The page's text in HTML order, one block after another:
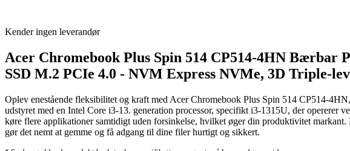
Kender ingen leverandør
Acer Chromebook Plus Spin 514 CP514-4HN Bærbar
SSD M.2 PCIe 4.0 - NVM Express NVMe, 3D Triple-
Oplev enestående fleksibilitet og kraft med Acer Chromebook Plus Spin 514 CP514-
udstyret med en Intel Core i3-13. generation processor, specifikt i3-1315U, der
køre flere applikationer samtidigt uden forsinkelse, hvilket øger din produktivitet
gør det nemt at gemme og få adgang til dine filer hurtigt og sikkert.